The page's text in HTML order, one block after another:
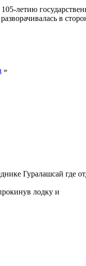
летию
в
»
Гуралашсай где
лодку и